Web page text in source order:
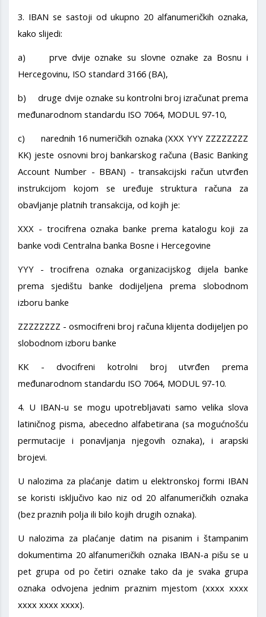
3. IBAN se sastoji od ukupno 20 alfanumeričkih oznaka,
kako slijedi:
a) prve dvije oznake su slovne oznake za Bosnu i
Hercegovinu, ISO standard 3166 (BA),
b) druge dvije oznake su kontrolni broj izračunat prema
međunarodnom standardu ISO 7064, MODUL 97-10,
c) narednih 16 numeričkih oznaka (XXX YYY ZZZZZZZZ
KK) jeste osnovni broj bankarskog računa (Basic Banking
Account Number - BBAN) - transakcijski račun utvrđen
instrukcijom kojom se uređuje struktura računa za
obavljanje platnih transakcija, od kojih je:
XXX - trocifrena oznaka banke prema katalogu koji za
banke vodi Centralna banka Bosne i Hercegovine
YYY - trocifrena oznaka organizacijskog dijela banke
prema sjedištu banke dodijeljena prema slobodnom
izboru banke
ZZZZZZZZ - osmocifreni broj računa klijenta dodijeljen po
slobodnom izboru banke
KK - dvocifreni kotrolni broj utvrđen prema
međunarodnom standardu ISO 7064, MODUL 97-10.
4. U IBAN-u se mogu upotrebljavati samo velika slova
latiničnog pisma, abecedno alfabetirana (sa mogućnošću
permutacije i ponavljanja njegovih oznaka), i arapski
brojevi.
U nalozima za plaćanje datim u elektronskoj formi IBAN
se koristi isključivo kao niz od 20 alfanumeričkih oznaka
(bez praznih polja ili bilo kojih drugih oznaka).
U nalozima za plaćanje datim na pisanim i štampanim
dokumentima 20 alfanumeričkih oznaka IBAN-a pišu se u
pet grupa od po četiri oznake tako da je svaka grupa
oznaka odvojena jednim praznim mjestom (xxxx xxxx
xxxx xxxx xxxx).